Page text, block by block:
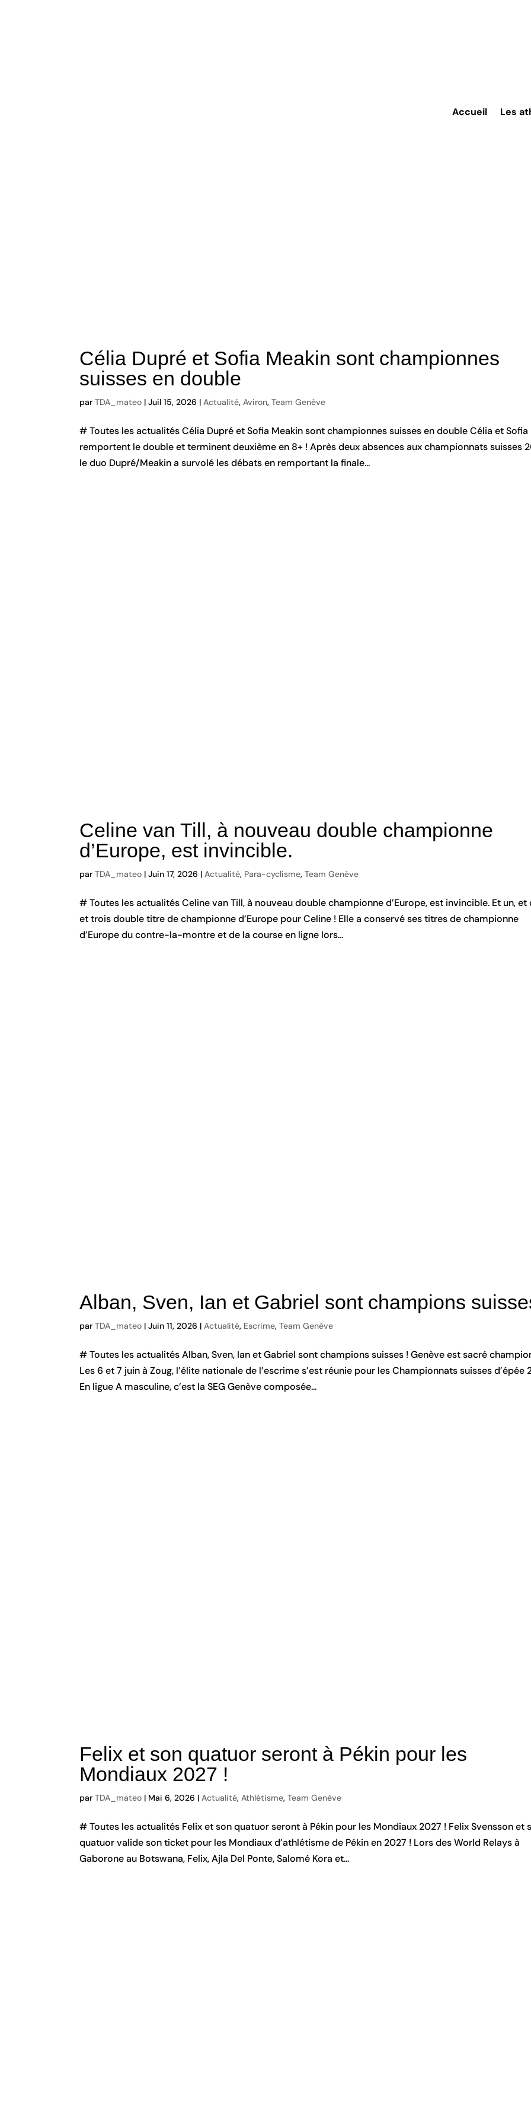
Accueil Les
Célia Dupré et Sofia Meakin sont championnes
suisses en double
parTDA_mateo |Juil 15, 2026 |Actualité,Aviron,Team Genève
# Toutes les actualités Célia Dupré et Sofia Meakin sont championnes suisses en double Célia et Sofia
remportent le double et terminent deuxième en 8+ ! Après deux absences aux championnats suisses
le duo Dupré/Meakin a survolé les débats en remportant la finale...
Celine van Till, à nouveau double championne
d’Europe, est invincible.
parTDA_mateo |Juin 17, 2026 |Actualité, Para-cyclisme,Team Genève
# Toutes les actualités Celine van Till, à nouveau double championne d’Europe, est invincible. Et un, et
et trois double titre de championne d’Europe pour Celine ! Elle a conservé ses titres de championne
d’Europe du contre-la-montre et de la course en ligne lors...
Alban, Sven, Ian et Gabriel sont champions
parTDA_mateo |Juin 11, 2026 |Actualité, Escrime,Team Genève
# Toutes les actualités Alban, Sven, Ian et Gabriel sont champions suisses ! Genève est sacré
Les 6 et 7 juin à Zoug, l’élite nationale de l’escrime s’est réunie pour les Championnats suisses d’épée
En ligue A masculine, c’est la SEG Genève composée...
Felix et son quatuor seront à Pékin pour les
Mondiaux 2027 !
parTDA_mateo | Mai 6, 2026 |Actualité,Athlétisme,Team Genève
# Toutes les actualités Felix et son quatuor seront à Pékin pour les Mondiaux 2027 ! Felix Svensson et
quatuor valide son ticket pour les Mondiaux d’athlétisme de Pékin en 2027 ! Lors des World Relays à
Gaborone au Botswana, Felix, Ajla Del Ponte, Salomé Kora et...